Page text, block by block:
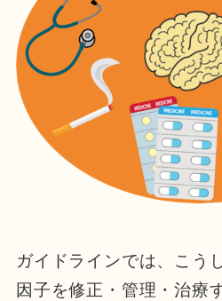
ガイドラインでは、こう
因子を修正・管理・治療